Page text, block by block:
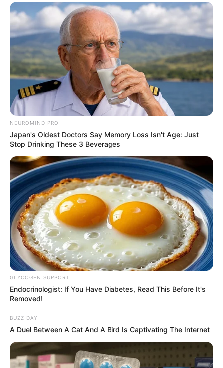
NEUROMIND PRO
Japan's Oldest Doctors Say Memory Loss Isn't Age: Just
Stop Drinking These 3 Beverages
GLYCOGEN SUPPORT
Endocrinologist: If You Have Diabetes, Read This Before It's
Removed!
BUZZ DAY
A Duel Between A Cat And A Bird Is Captivating The Internet